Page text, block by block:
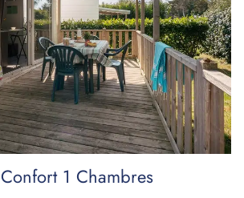
1 Chambres